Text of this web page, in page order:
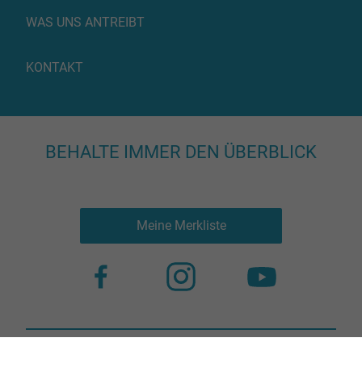
WAS UNS ANTREIBT
KONTAKT
BEHALTE IMMER DEN ÜBERBLICK
Meine Merkliste